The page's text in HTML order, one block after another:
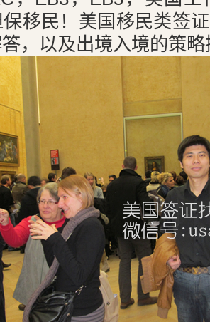
移民！美国移民类签
，以及出境入境的策